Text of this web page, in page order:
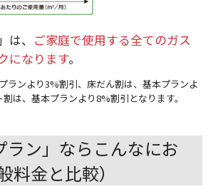
は、 ご家庭で使用する全てのガス
になります。
ランより3%割引、床だん割は、基本プランよ
は、基本プランより8%割引となります。
ラン」ならこんなにお
料金と比較）